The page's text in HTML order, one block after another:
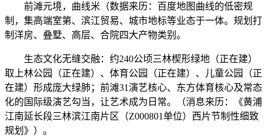
前滩元境，曲线米（数据来历：百度地图曲线的低密规
制，集高端室第、滨江贸易、城市地标等业态于一体。规划打
制洋房、叠墅、高层、合院四大产物类别。
生态文化无缝交融：约240公顷三林楔形绿地（正在建）
取上林公园（正在建）、体育公园（正在建）、儿童公园（正
在建）形成庞大绿肺；前滩31演艺核心、东方体育核心及常态
化的国际级演艺勾当，让艺术成为日常。（消息来历：《黄浦
江南延长段三林滨江南片区（Z000801单位）西片节制性细致
规划》）。